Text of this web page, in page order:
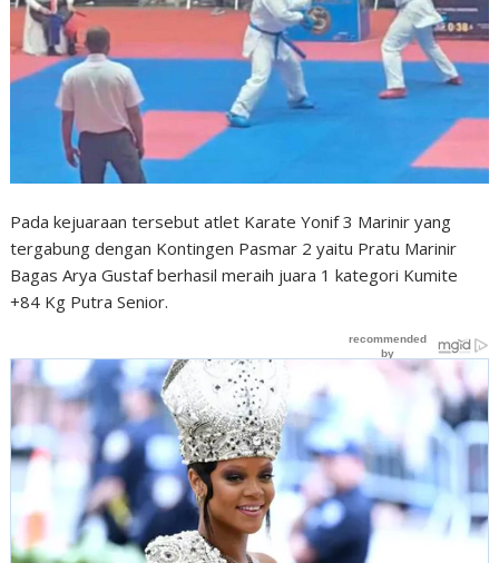
Pada kejuaraan tersebut atlet Karate Yonif 3 Marinir yang
tergabung dengan Kontingen Pasmar 2 yaitu Pratu Marinir
Bagas Arya Gustaf berhasil meraih juara 1 kategori Kumite
+84 Kg Putra Senior.